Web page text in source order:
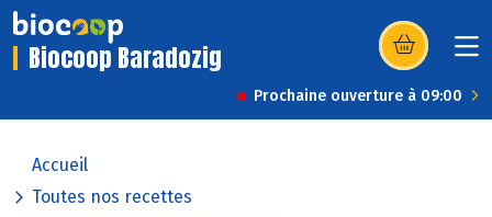
Biocoop Baradozig (s’ouvre dans
Prochaine ouverture à 09:00
Accueil
Toutes nos recettes